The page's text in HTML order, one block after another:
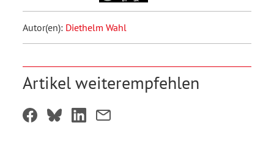
Autor(en): Diethelm Wahl
Artikel weiterempfehlen